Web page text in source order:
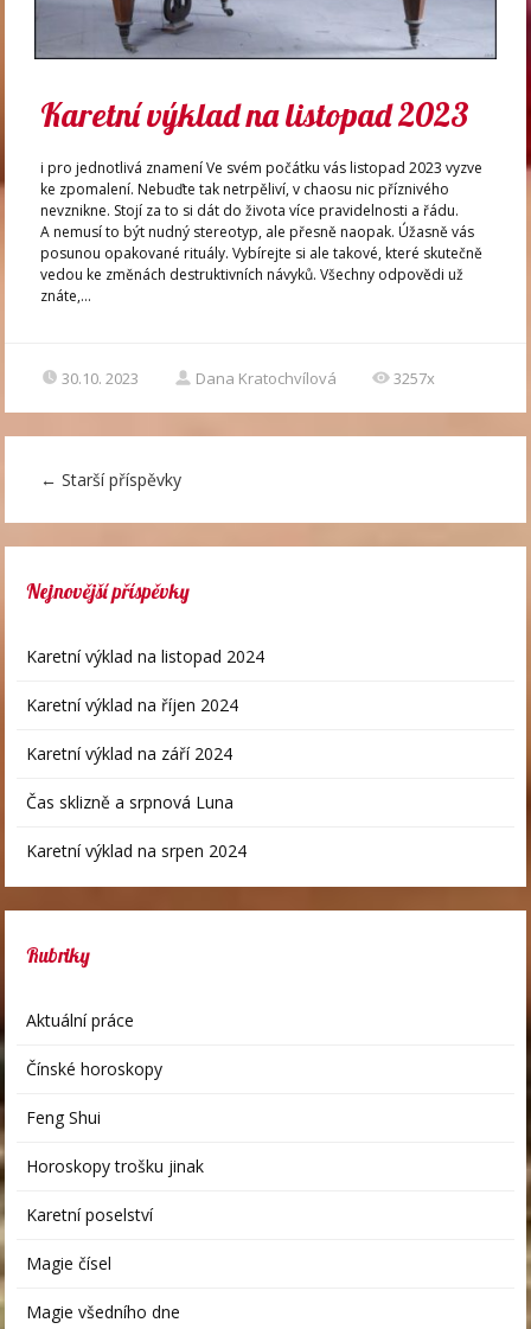
Karetní výklad na listopad 2023
i pro jednotlivá znamení Ve svém počátku vás listopad 2023 vyzve
ke zpomalení. Nebuďte tak netrpěliví, v chaosu nic příznivého
nevznikne. Stojí za to si dát do života více pravidelnosti a řádu.
A nemusí to být nudný stereotyp, ale přesně naopak. Úžasně vás
posunou opakované rituály. Vybírejte si ale takové, které skutečně
vedou ke změnách destruktivních návyků. Všechny odpovědi už
znáte,...
30.10. 2023 Dana Kratochvílová 3257x
← Starší příspěvky
Nejnovější příspěvky
Karetní výklad na listopad 2024
Karetní výklad na říjen 2024
Karetní výklad na září 2024
Čas sklizně a srpnová Luna
Karetní výklad na srpen 2024
Rubriky
Aktuální práce
Čínské horoskopy
Feng Shui
Horoskopy trošku jinak
Karetní poselství
Magie čísel
Magie všedního dne